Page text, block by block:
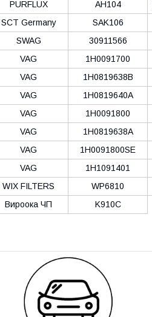
PURFLUX AH104
SCT Germany SAK106
SWAG 30911566
VAG 1H0091700
VAG 1H0819638B
VAG 1H0819640A
VAG 1H0091800
VAG 1H0819638A
VAG 1H0091800SE
VAG 1H1091401
WIX FILTERS WP6810
Вироока ЧП K910C